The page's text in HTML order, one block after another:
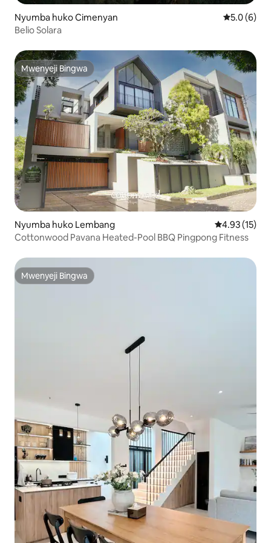
Nyumba huko Cimenyan Ukadiriaji
5.0 (6)
Belio Solara
Mwenyeji Bingwa
Mwenyeji Bingwa
Nyumba huko Lembang Ukadiriaji wa
4.93 (15)
Cottonwood Pavana Heated-Pool BBQ Pingpong Fitness
Mwenyeji Bingwa
Mwenyeji Bingwa